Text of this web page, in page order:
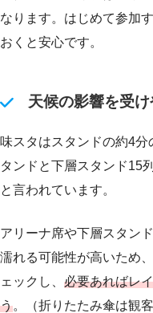
なります。はじめて参加
おくと安心です。
天候の影響を受
味スタはスタンドの約4
タンドと下層スタンド15
と言われています。
アリーナ席や下層スタン
濡れる可能性が高いため
ェックし、 必要あればレ
う。（折りたたみ傘は観